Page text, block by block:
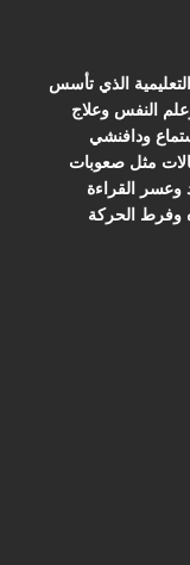
الذي تأسس
وعلم النفس وعلاج
ودافنشي
مثل صعوبات
وعسر القراءة
وفرط الحركة